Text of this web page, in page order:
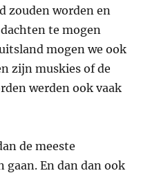
zouden worden en
te mogen
mogen we ook
zijn muskies of de
werden ook vaak
de meeste
gaan. En dan dan ook